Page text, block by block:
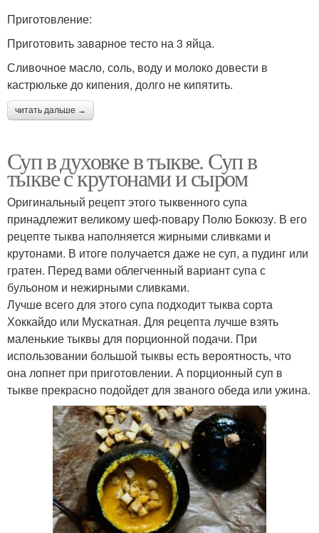
Приготовление:
Приготовить заварное тесто на 3 яйца.
Сливочное масло, соль, воду и молоко довести в
кастрюльке до кипения, долго не кипятить.
читать дальше →
Суп в духовке в тыкве. Суп в
тыкве с крутонами и сыром
Оригинальный рецепт этого тыквенного супа
принадлежит великому шеф-повару Полю Бокюзу. В его
рецепте тыква наполняется жирными сливками и
крутонами. В итоге получается даже не суп, а пудинг или
гратен. Перед вами облегченный вариант супа с
бульоном и нежирными сливками.
Лучше всего для этого супа подходит тыква сорта
Хоккайдо или Мускатная. Для рецепта лучше взять
маленькие тыквы для порционной подачи. При
использовании большой тыквы есть вероятность, что
она лопнет при приготовлении. А порционный суп в
тыкве прекрасно подойдет для званого обеда или ужина.